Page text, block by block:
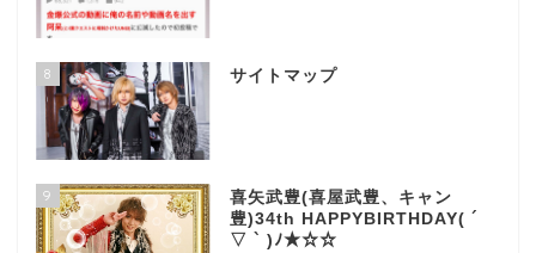
8 サイトマップ
9
喜矢武豊(喜屋武豊、キャン
豊)34th HAPPYBIRTHDAY( ´
▽ ` )ﾉ★☆☆